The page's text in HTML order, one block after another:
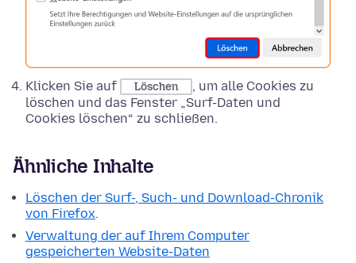
Klicken Sie auf Löschen
, um alle Cookies zu
löschen und das Fenster „Surf-Daten und
Cookies löschen“ zu schließen.
Ähnliche Inhalte
Löschen der Surf-, Such- und Download-Chronik
von Firefox.
Verwaltung der auf Ihrem Computer
gespeicherten Website-Daten